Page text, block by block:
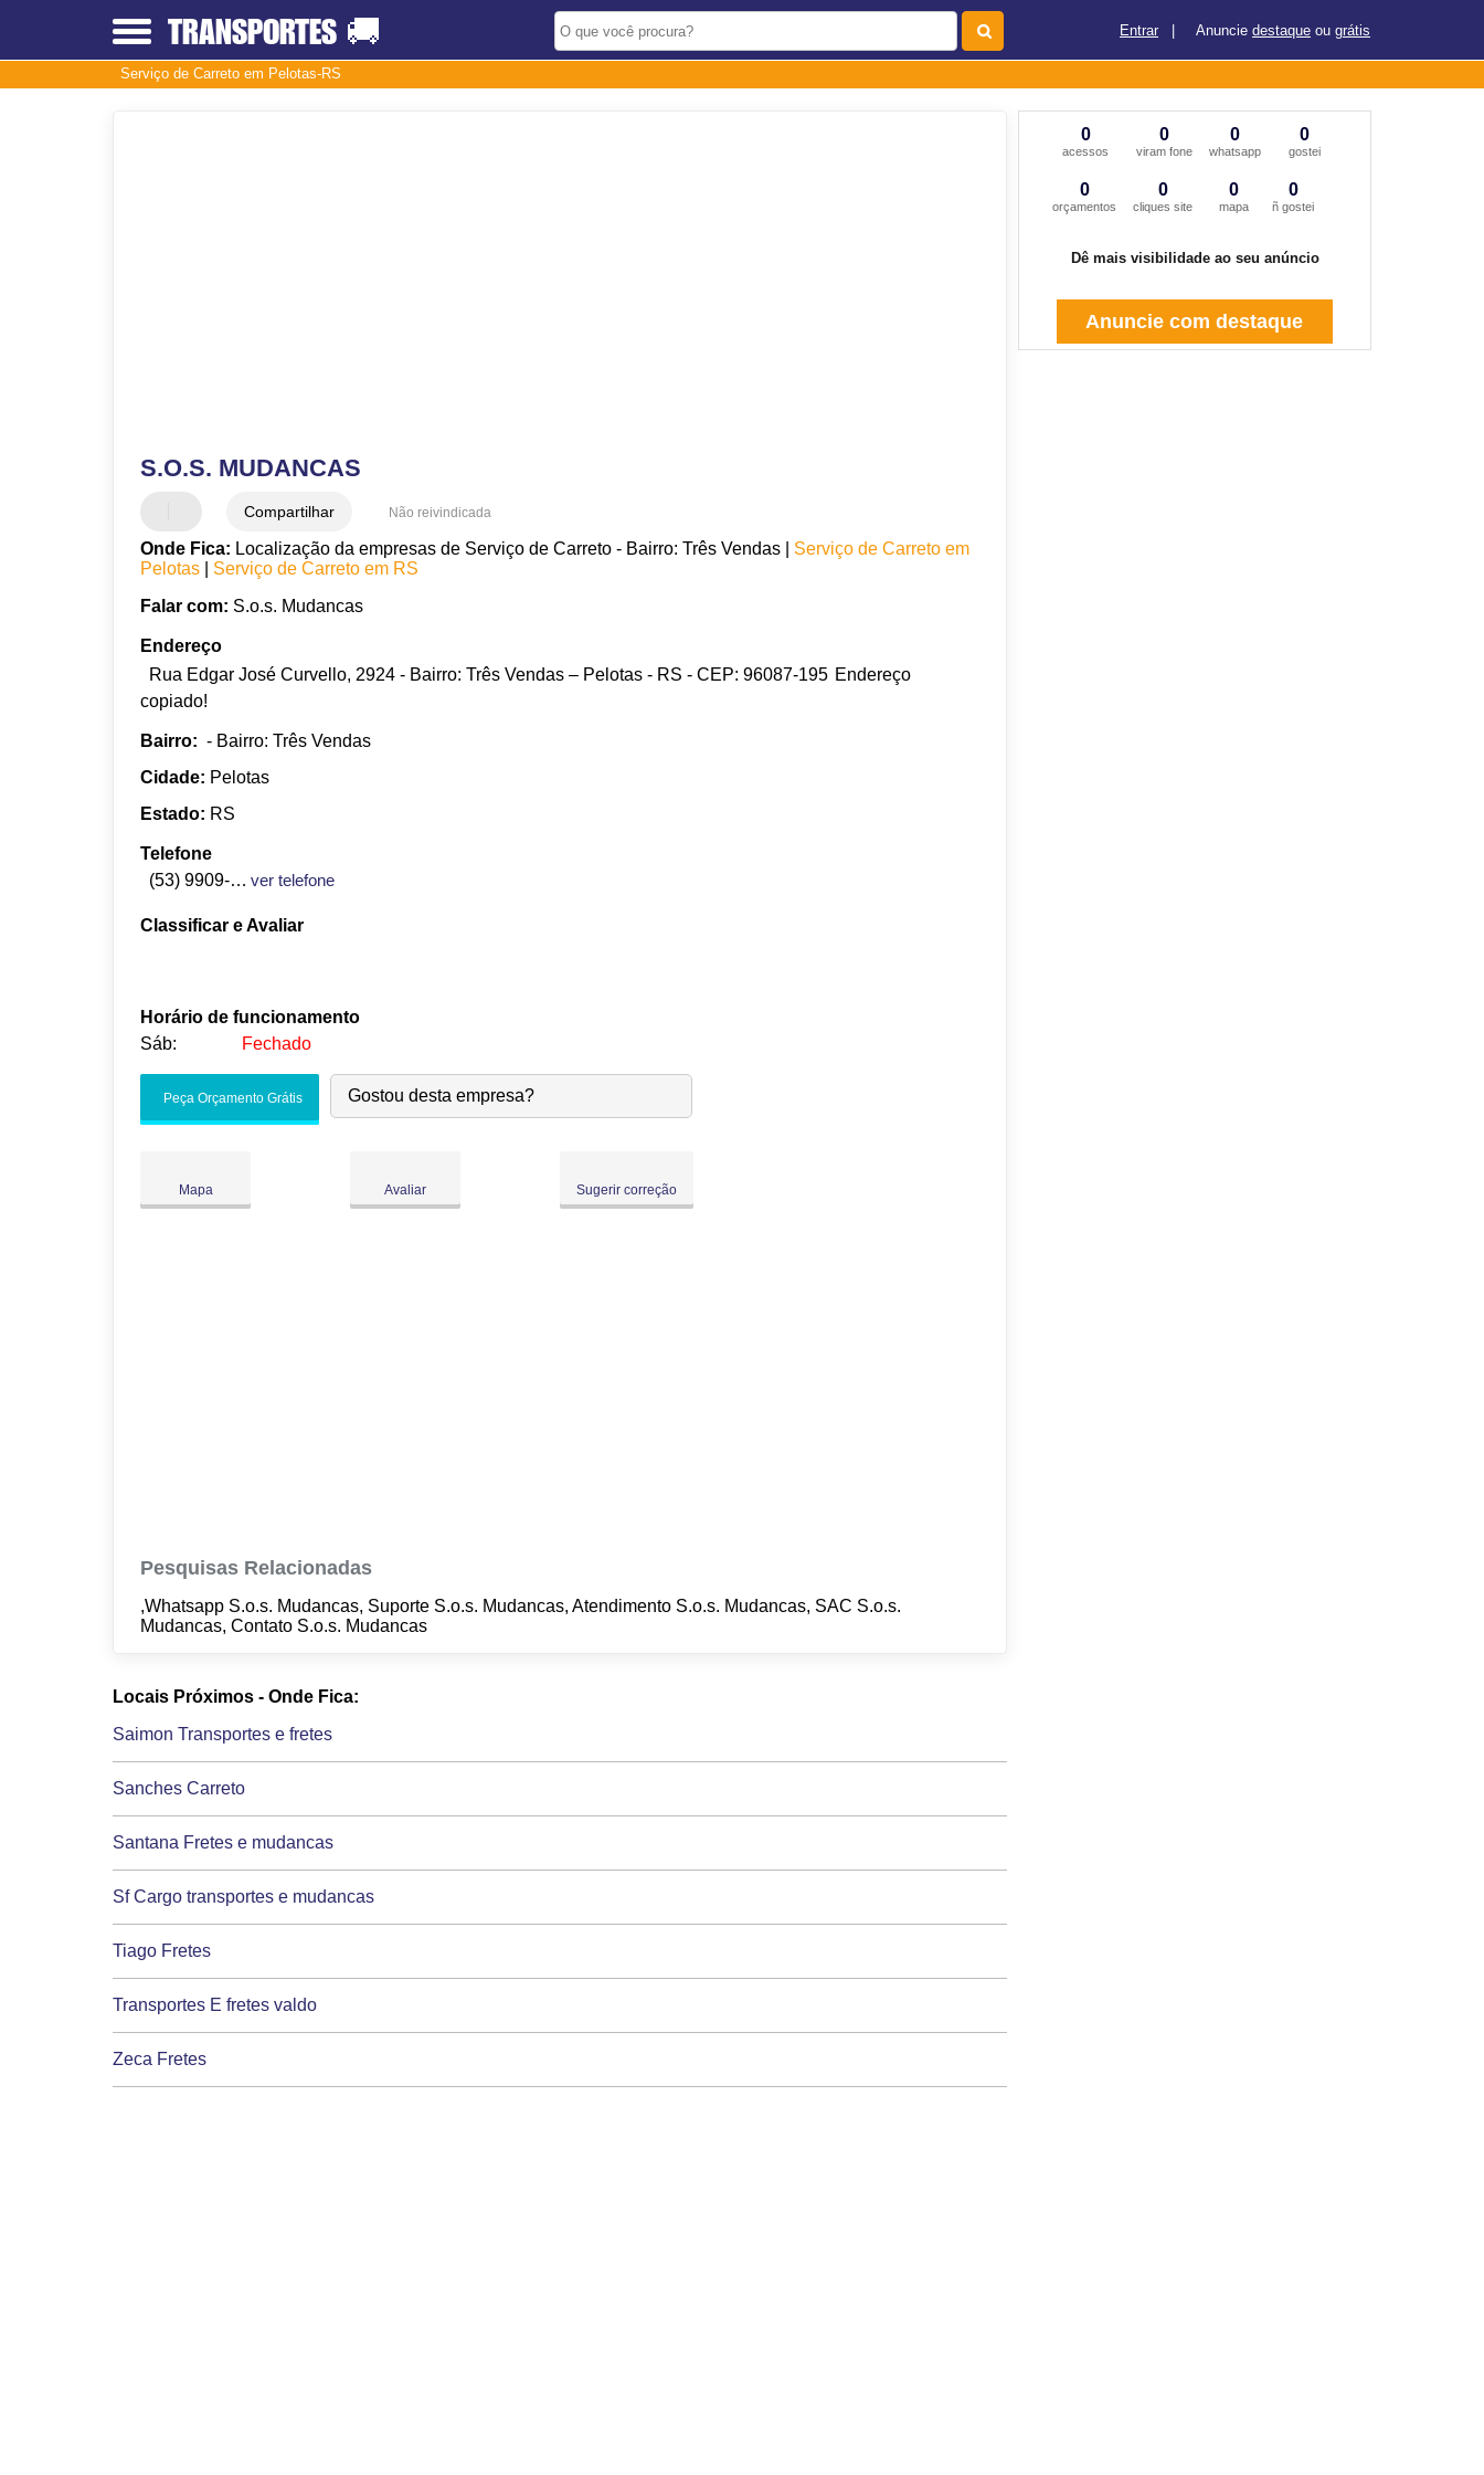
TRANSPORTES 🚚 Entrar Anuncie destaque ou grátis
Serviço de Carreto em Pelotas-RS
S.O.S. MUDANCAS
Compartilhar Não reivindicada
Onde Fica: Localização da empresas de Serviço de Carreto - Bairro: Três Vendas | Serviço de Carreto em
Pelotas
Serviço de Carreto em RS
Falar com: S.o.s. Mudancas
Endereço
Rua Edgar José Curvello, 2924 - Bairro: Três Vendas – Pelotas - RS - CEP: 96087-195 Endereço
copiado!
Bairro: - Bairro: Três Vendas
Cidade: Pelotas
Estado: RS
Telefone
(53) 9909-6161
ver telefone
Classificar e Avaliar
Horário de funcionamento
Sáb:
Fechado
Sex:
Peça Orçamento Grátis Gostou desta empresa?
Mapa Avaliar Sugerir correção
Pesquisas Relacionadas
,Whatsapp S.o.s. Mudancas, Suporte S.o.s. Mudancas, Atendimento S.o.s. Mudancas, SAC S.o.s.
Mudancas, Contato S.o.s. Mudancas
Locais Próximos - Onde Fica:
Saimon Transportes e fretes
Sanches Carreto
Santana Fretes e mudancas
Sf Cargo transportes e mudancas
Tiago Fretes
Transportes E fretes valdo
Zeca Fretes
0
acessos
0
viram fone
0
whatsapp
0
gostei
0
orçamentos
0
cliques site
0
mapa
0
ñ gostei
Dê mais visibilidade ao seu anúncio
Anuncie com destaque